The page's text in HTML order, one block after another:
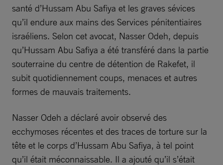
santé d’Hussam Abu Safiya et les graves sévices
qu’il endure aux mains des Services pénitentiaires
israéliens. Selon cet avocat, Nasser Odeh, depuis
qu’Hussam Abu Safiya a été transféré dans la partie
souterraine du centre de détention de Rakefet, il
subit quotidiennement coups, menaces et autres
formes de mauvais traitements.
Nasser Odeh a déclaré avoir observé des
ecchymoses récentes et des traces de torture sur la
tête et le corps d’Hussam Abu Safiya, à tel point
qu’il était méconnaissable. Il a ajouté qu’il s’était